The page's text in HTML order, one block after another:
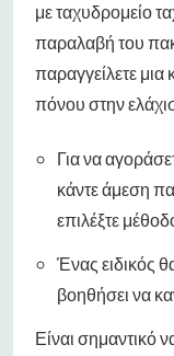
με ταχυδρομείο
παραλαβή του
παραγγείλετε
πόνου στην
Για να
κάντε άμεση
επιλέξτε
Ένας ειδικός
βοηθήσει να
Είναι σημαντικό